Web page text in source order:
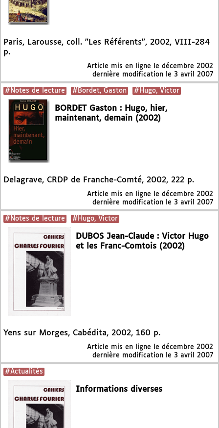
Paris, Larousse, coll. "Les Référents", 2002, VIII-284
p.
Article mis en ligne le décembre 2002
dernière modification le 3 avril 2007
#Notes de lecture #Bordet, Gaston #Hugo, Victor
BORDET Gaston : Hugo, hier,
maintenant, demain (2002)
Delagrave, CRDP de Franche-Comté, 2002, 222 p.
Article mis en ligne le décembre 2002
dernière modification le 3 avril 2007
#Notes de lecture #Hugo, Victor
DUBOS Jean-Claude : Victor Hugo
et les Franc-Comtois (2002)
Yens sur Morges, Cabédita, 2002, 160 p.
Article mis en ligne le décembre 2002
dernière modification le 3 avril 2007
#Actualités
Informations diverses